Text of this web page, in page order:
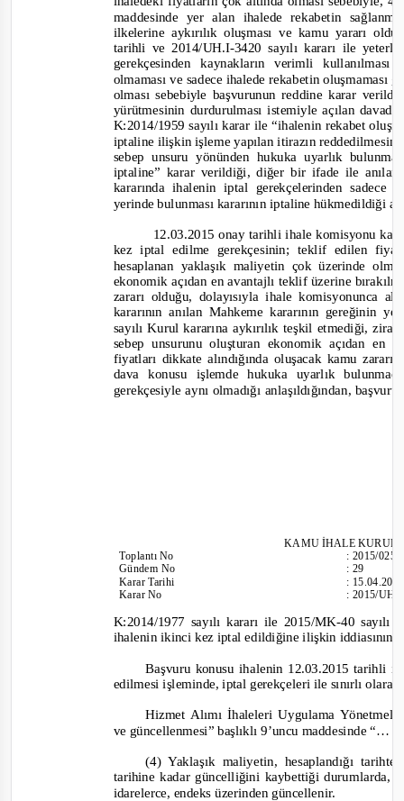
maddesinde yer alan ihalede rekabetin
ilkelerine aykırılık oluşması ve kamu yararı
tarihli ve 2014/UH.I-3420 sayılı kararı ile
gerekçesinden kaynakların verimli
olmaması ve sadece ihalede rekabetin
olması sebebiyle başvurunun reddine karar
yürütmesinin durdurulması istemiyle açılan
K:2014/1959 sayılı karar ile“ihalenin rekabet
iptaline ilişkin işleme yapılan itirazın
sebep unsuru yönünden hukuka uyarlık
iptaline” karar verildiği, diğer bir ifade ile
kararında ihalenin iptal gerekçelerinden sadece
yerinde bulunması kararının iptaline hükmedildiği
12.03.2015 onay tarihli ihale komisyonu
kez iptal edilme gerekçesinin; teklif edilen
hesaplanan yaklaşık maliyetin çok üzerinde
ekonomik açıdan en avantajlı teklif üzerine
zararı olduğu, dolayısıyla ihale komisyonunca
kararının anılan Mahkeme kararının gereğinin
sayılı Kurul kararına aykırılık teşkil etmediği,
sebep unsurunu oluşturan ekonomik açıdan
fiyatları dikkate alındığında oluşacak kamu
dava konusu işlemde hukuka uyarlık
gerekçesiyle aynı olmadığı anlaşıldığından,
KAMU İHALE
ToplantıNo
Gündem No
Karar Tarihi
Karar No
:2015/025
:29
:
:2015/
K:2014/1977 sayılı kararı ile 2015/MK-40 sayılı
ihalenin ikinci kez iptal edildiğine ilişkin iddiasının
Başvuru konusu ihalenin 12.03.2015 tarihli
edilmesi işleminde, iptal gerekçeleri ile sınırlı
Hizmet Alımı İhaleleri Uygulama
ve güncellenmesi” başlıklı 9’uncu maddesinde“…
(4) Yaklaşık maliyetin, hesaplandığı
tarihine kadar güncelliğini kaybettiği
idarelerce, endeks üzerinden güncellenir.